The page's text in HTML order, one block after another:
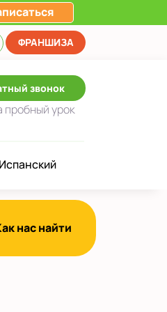
ФРАНШИЗА
звонок
пробный урок
Испанский
нас найти